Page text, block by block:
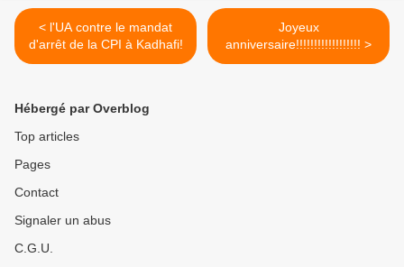
< l'UA contre le mandat
d'arrêt de la CPI à Kadhafi!
Joyeux
anniversaire!!!!!!!!!!!!!!!!!! >
Hébergé par Overblog
Top articles
Pages
Contact
Signaler un abus
C.G.U.